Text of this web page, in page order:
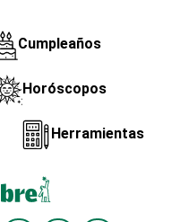
Cumpleaños
Horóscopos
Herramientas